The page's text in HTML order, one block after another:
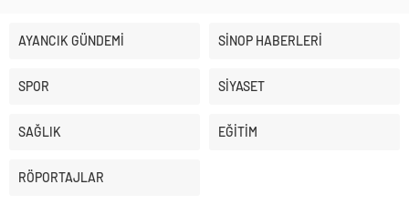
AYANCIK GÜNDEMİ SİNOP HABERLERİ
SPOR SİYASET
SAĞLIK EĞİTİM
RÖPORTAJLAR